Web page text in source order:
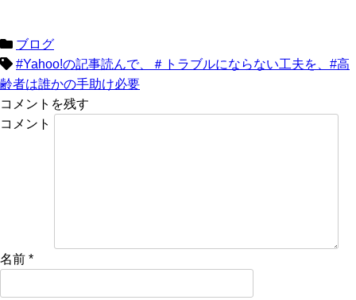
ブログ
#Yahoo!の記事読んで、＃トラブルにならない工夫を、#高
齢者は誰かの手助け必要
コメントを残す
コメント
名前 *